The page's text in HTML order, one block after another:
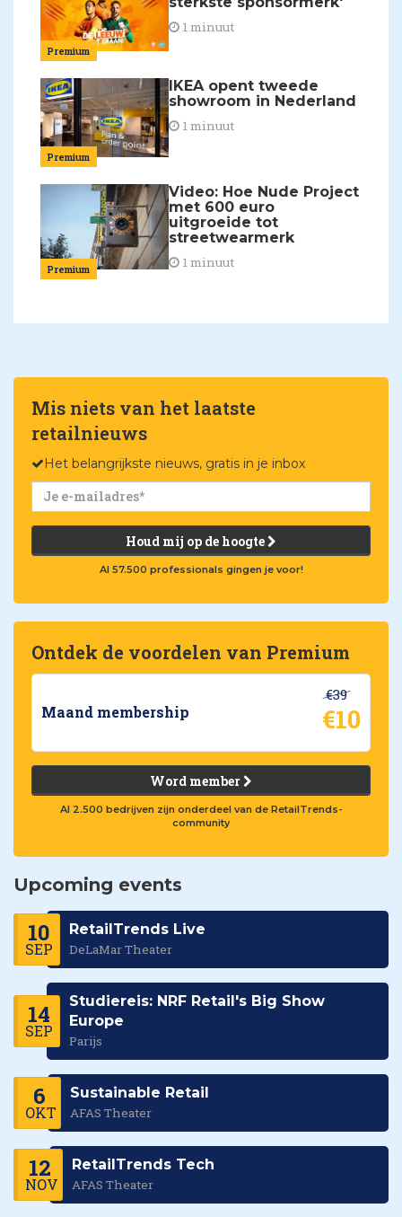
Premium
1 minuut
Premium
IKEA opent tweede
showroom in Nederland
1 minuut
Premium
Video: Hoe Nude Project
met 600 euro
uitgroeide tot
streetwearmerk
1 minuut
Mis niets van het laatste
retailnieuws
Het belangrijkste nieuws, gratis in je inbox
Houd mij op de hoogte
Al 57.500 professionals gingen je voor!
Ontdek de voordelen van Premium
Maand membership
€39
€10
Word member
Al 2.500 bedrijven zijn onderdeel van de RetailTrends-
community
Upcoming events
10
SEP
RetailTrends Live
DeLaMar Theater
14
SEP
Studiereis: NRF Retail's Big Show
Europe
Parijs
6
OKT
Sustainable Retail
AFAS Theater
12
NOV
RetailTrends Tech
AFAS Theater